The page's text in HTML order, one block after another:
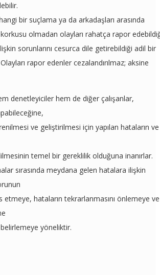
bir suçlama ya da arkadaşları arasında
olmadan olayları rahatça rapor
sorunlarını cesurca dile getirebildiği adil bir
rapor edenler cezalandırılmaz; aksine
denetleyiciler hem de diğer çalışanlar,
ve geliştirilmesi için yapılan hataların ve
temel bir gereklilik olduğuna inanırlar.
sırasında meydana gelen hatalara ilişkin
etmeye, hataların tekrarlanmasını önlemeye ve
yöneliktir.